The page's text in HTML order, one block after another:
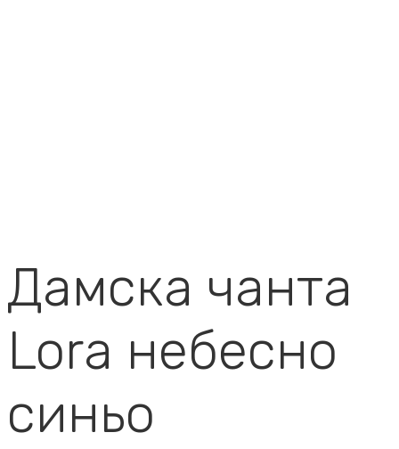
Дамска чанта
Lora небесно
синьо